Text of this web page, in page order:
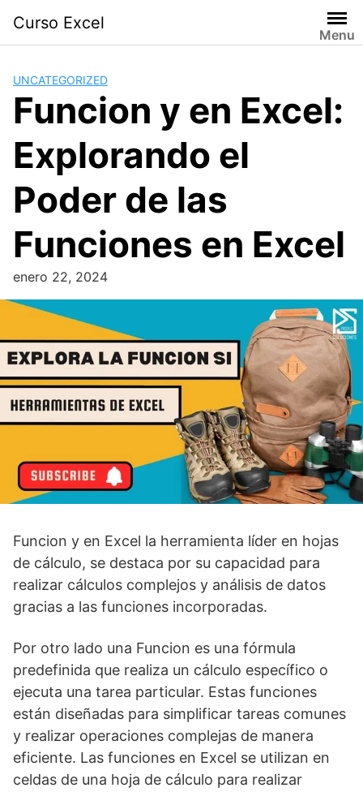
content
Curso Excel
Menu
UNCATEGORIZED
Funcion y en Excel:
Explorando el
Poder de las
Funciones en Excel
enero 22, 2024
Funcion y en Excel la herramienta líder en hojas
de cálculo, se destaca por su capacidad para
realizar cálculos complejos y análisis de datos
gracias a las funciones incorporadas.
Por otro lado una Funcion es una fórmula
predefinida que realiza un cálculo específico o
ejecuta una tarea particular. Estas funciones
están diseñadas para simplificar tareas comunes
y realizar operaciones complejas de manera
eficiente. Las funciones en Excel se utilizan en
celdas de una hoja de cálculo para realizar